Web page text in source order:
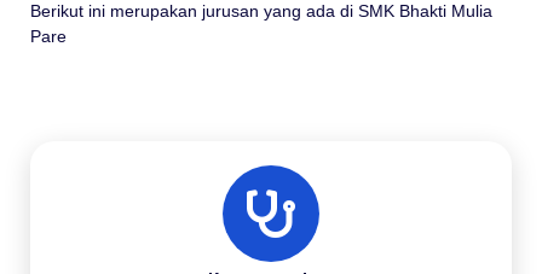
Berikut ini merupakan jurusan yang ada di SMK Bhakti Mulia
Pare